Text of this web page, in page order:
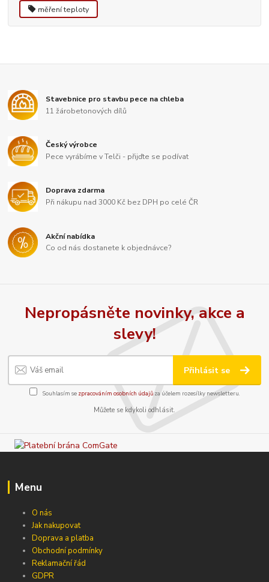
měření teploty
Stavebnice pro stavbu pece na chleba
11 žárobetonových dílů
Český výrobce
Pece vyrábíme v Telči - přijďte se podívat
Doprava zdarma
Při nákupu nad 3000 Kč bez DPH po celé ČR
Akční nabídka
Co od nás dostanete k objednávce?
Nepropásněte novinky, akce a
slevy!
Přihlásit se
Souhlasím se zpracováním osobních údajůza účelem rozesílky newsletteru.
Můžete se kdykoli odhlásit.
Menu
O nás
Jak nakupovat
Doprava a platba
Obchodní podmínky
Reklamační řád
GDPR